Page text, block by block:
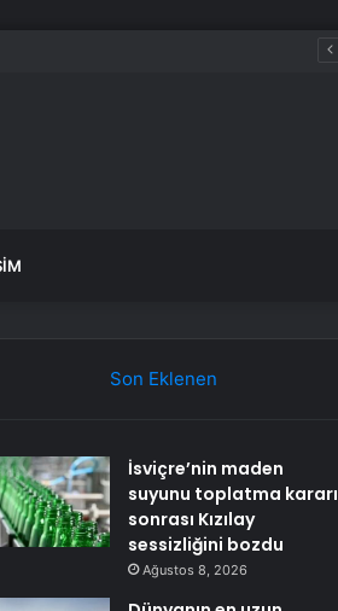
Son Eklenen
İsviçre’nin maden
suyunu toplatma kararı
sonrası Kızılay
sessizliğini bozdu
Ağustos 8, 2026